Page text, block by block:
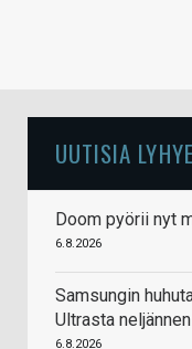
UUTISIA
Doom pyörii nyt
6.8.2026
Samsungin
Ultrasta
6.8.2026